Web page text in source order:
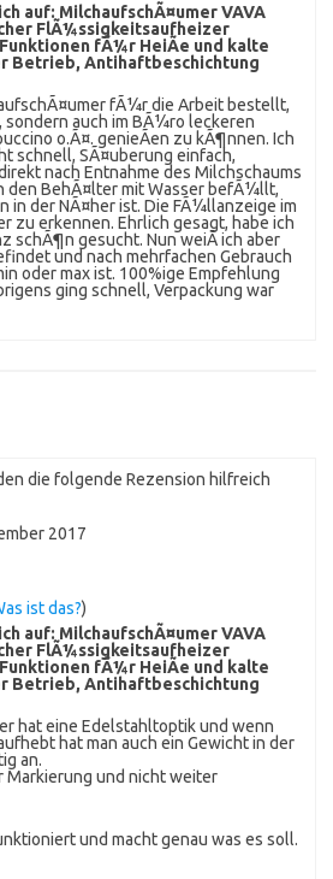
auf: MilchaufschÃ¤umer VAVA
FlÃ¼ssigkeitsaufheizer
fÃ¼r HeiÃe und kalte
Betrieb, Antihaftbeschichtung
fÃ¼r die Arbeit bestellt,
sondern auch im BÃ¼ro leckeren
o.Ã¤. genieÃen zu kÃ¶nnen. Ich
schnell, SÃ¤uberung einfach,
nach Entnahme des Milchschaums
den BehÃ¤lter mit Wasser befÃ¼llt,
in der NÃ¤her ist. Die FÃ¼llanzeige im
zu erkennen. Ehrlich gesagt, habe ich
schÃ¶n gesucht. Nun weiÃ ich aber
und nach mehrfachen Gebrauch
oder max ist. 100%ige Empfehlung
ging schnell, Verpackung war
die folgende Rezension hilfreich
2017
ist das?)
auf: MilchaufschÃ¤umer VAVA
FlÃ¼ssigkeitsaufheizer
fÃ¼r HeiÃe und kalte
Betrieb, Antihaftbeschichtung
hat eine Edelstahltoptik und wenn
hat man auch ein Gewicht in der
an.
Markierung und nicht weiter
und macht genau was es soll.